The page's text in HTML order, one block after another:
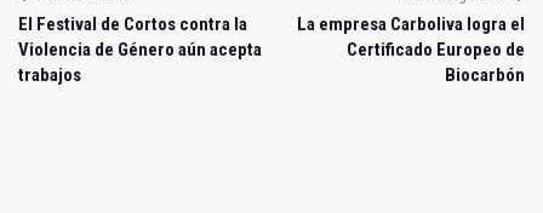
El Festival de Cortos contra la
Violencia de Género aún acepta
trabajos
La empresa Carboliva logra el
Certificado Europeo de
Biocarbón